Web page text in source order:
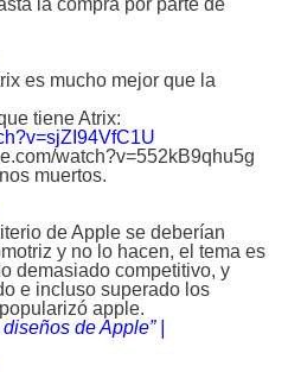
es mucho mejor que la
tiene Atrix:
watch?v=552kB9qhu5g
muertos.
de Apple se deberían
y no lo hacen, el tema es
demasiado competitivo, y
e incluso superado los
apple.
de Apple” |